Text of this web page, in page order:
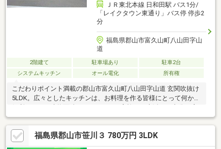
ＪＲ東北本線 日和田駅 バス1分/
「レイクタウン東通り」バス停 停歩2
分
福島県郡山市富久山町八山田字山
道
2階建て 駐車場あり
駐車2台
システムキッチン
オール電化 所有権
こだわりポイント満載の郡山市富久山町八山田字山道 玄関吹抜け
5LDK。広々としたキッチンは、お料理を作る皆様にとって何かと
さの物件はこちらです。広々とした庭、広々とした部屋では、お
子様が遊ぶには十分すぎるお家です。当社スタッフが郡山市や東
北本線日和田付近の一戸建て探しをサポートいたします。お気軽
に地域の情報などもお尋ねください。
福島県郡山市笹川３ 780万円 3LDK